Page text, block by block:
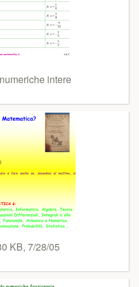
intere
KB, 7/28/05